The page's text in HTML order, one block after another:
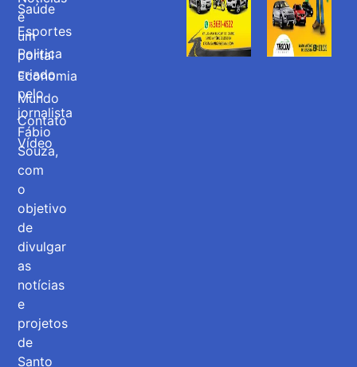
é
um
portal
criado
pelo
jornalista
Fábio
Souza,
com
o
objetivo
de
divulgar
as
notícias
e
projetos
de
Santo
Saúde
Esportes
Politica
Economia
Mundo
Contato
Vídeo